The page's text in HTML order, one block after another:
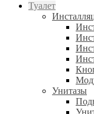
Туалет
Унитазы